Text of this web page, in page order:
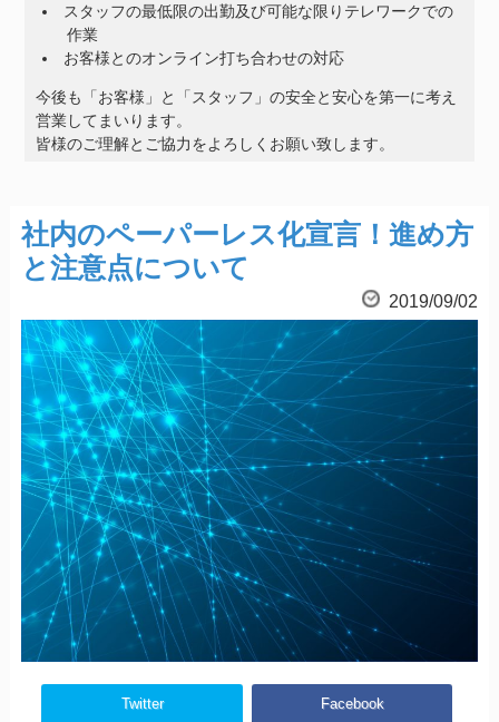
スタッフの最低限の出勤及び可能な限りテレワークでの
作業
お客様とのオンライン打ち合わせの対応
今後も「お客様」と「スタッフ」の安全と安心を第一に考え
営業してまいります。
皆様のご理解とご協力をよろしくお願い致します。
社内のペーパーレス化宣言！進め方
と注意点について
2019/09/02
Twitter Facebook